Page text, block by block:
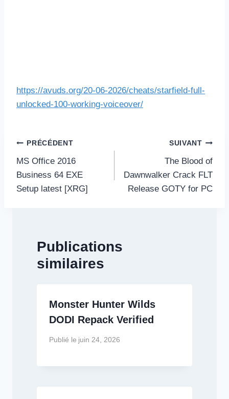
https://avuds.org/20-06-2026/cheats/starfield-full-
unlocked-100-working-voiceover/
Navigation
de
l’article
PRÉCÉDENT
MS Office 2016
Business 64 EXE
Setup latest [XRG]
SUIVANT
The Blood of
Dawnwalker Crack FLT
Release GOTY for PC
Publications
similaires
Monster Hunter Wilds
DODI Repack Verified
Publié le juin 24, 2026